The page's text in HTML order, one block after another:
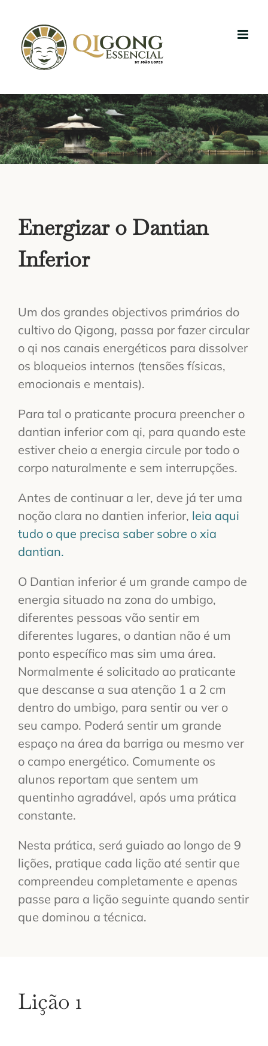
content
Energizar o Dantian
Inferior
Um dos grandes objectivos primários do
cultivo do Qigong, passa por fazer circular
o qi nos canais energéticos para dissolver
os bloqueios internos (tensões físicas,
emocionais e mentais).
Para tal o praticante procura preencher o
dantian inferior com qi, para quando este
estiver cheio a energia circule por todo o
corpo naturalmente e sem interrupções.
Antes de continuar a ler, deve já ter uma
noção clara no dantien inferior, leia aqui
tudo o que precisa saber sobre o xia
dantian.
O Dantian inferior é um grande campo de
energia situado na zona do umbigo,
diferentes pessoas vão sentir em
diferentes lugares, o dantian não é um
ponto específico mas sim uma área.
Normalmente é solicitado ao praticante
que descanse a sua atenção 1 a 2 cm
dentro do umbigo, para sentir ou ver o
seu campo. Poderá sentir um grande
espaço na área da barriga ou mesmo ver
o campo energético. Comumente os
alunos reportam que sentem um
quentinho agradável, após uma prática
constante.
Nesta prática, será guiado ao longo de 9
lições, pratique cada lição até sentir que
compreendeu completamente e apenas
passe para a lição seguinte quando sentir
que dominou a técnica.
Lição 1